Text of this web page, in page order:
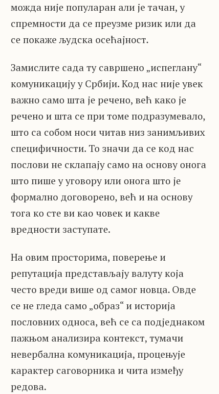
можда није популаран али је тачан, у
спремности да се преузме ризик или да
се покаже људска осећајност.
Замислите сада ту савршено „испеглану“
комуникацију у Србији. Код нас није увек
важно само шта је речено, већ како је
речено и шта се при томе подразумевало,
што са собом носи читав низ занимљивих
специфичности. То значи да се код нас
послови не склапају само на основу онога
што пише у уговору или онога што је
формално договорено, већ и на основу
тога ко сте ви као човек и какве
вредности заступате.
На овим просторима, поверење и
репутација представљају валуту која
често вреди више од самог новца. Овде
се не гледа само „образ“ и историја
пословних односа, већ се са подједнаком
пажњом анализира контекст, тумачи
невербална комуникација, процењује
карактер саговорника и чита између
редова.